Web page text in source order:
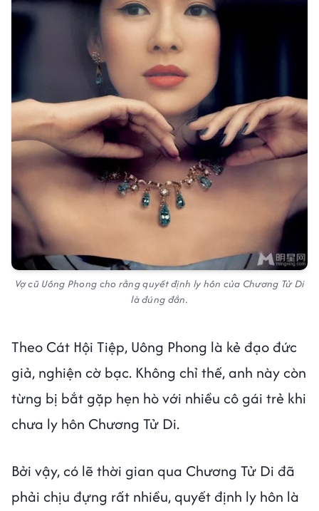
Vợ cũ Uông Phong cho rằng quyết định ly hôn của Chương Tử Di
là đúng đắn.
Theo Cát Hội Tiệp, Uông Phong là kẻ đạo đức
giả, nghiện cờ bạc. Không chỉ thế, anh này còn
từng bị bắt gặp hẹn hò với nhiều cô gái trẻ khi
chưa ly hôn Chương Tử Di.
Bởi vậy, có lẽ thời gian qua Chương Tử Di đã
phải chịu đựng rất nhiều, quyết định ly hôn là